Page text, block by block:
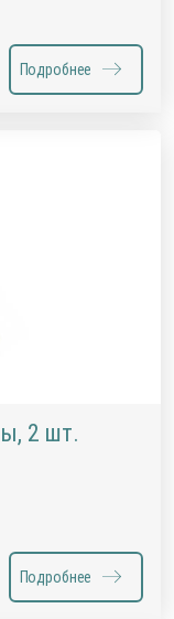
Подробнее
2 шт.
Подробнее